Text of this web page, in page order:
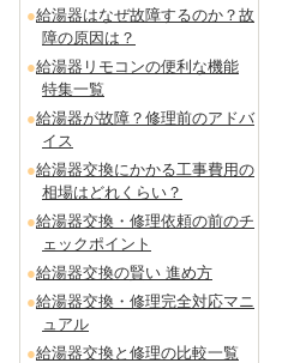
給湯器はなぜ故障するのか？故
障の原因は？
給湯器リモコンの便利な機能
特集一覧
給湯器が故障？修理前のアドバ
イス
給湯器交換にかかる工事費用の
相場はどれくらい？
給湯器交換・修理依頼の前のチ
ェックポイント
給湯器交換の賢い 進め方
給湯器交換・修理完全対応マニ
ュアル
給湯器交換と修理の比較一覧